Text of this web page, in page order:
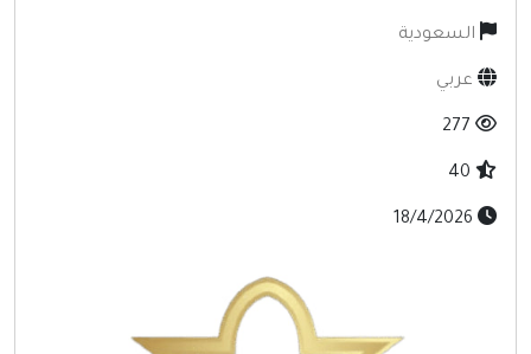
السعودية
عربي